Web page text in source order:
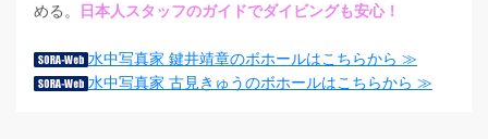
める。
日本人スタッフのガイドでダイビングも安心！
水中写真家 鍵井靖章のボホールはこちらから ≫
水中写真家 古見きゅうのボホールはこちらから ≫